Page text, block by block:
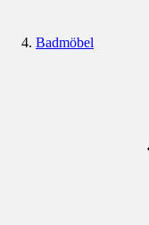
Badmöbel